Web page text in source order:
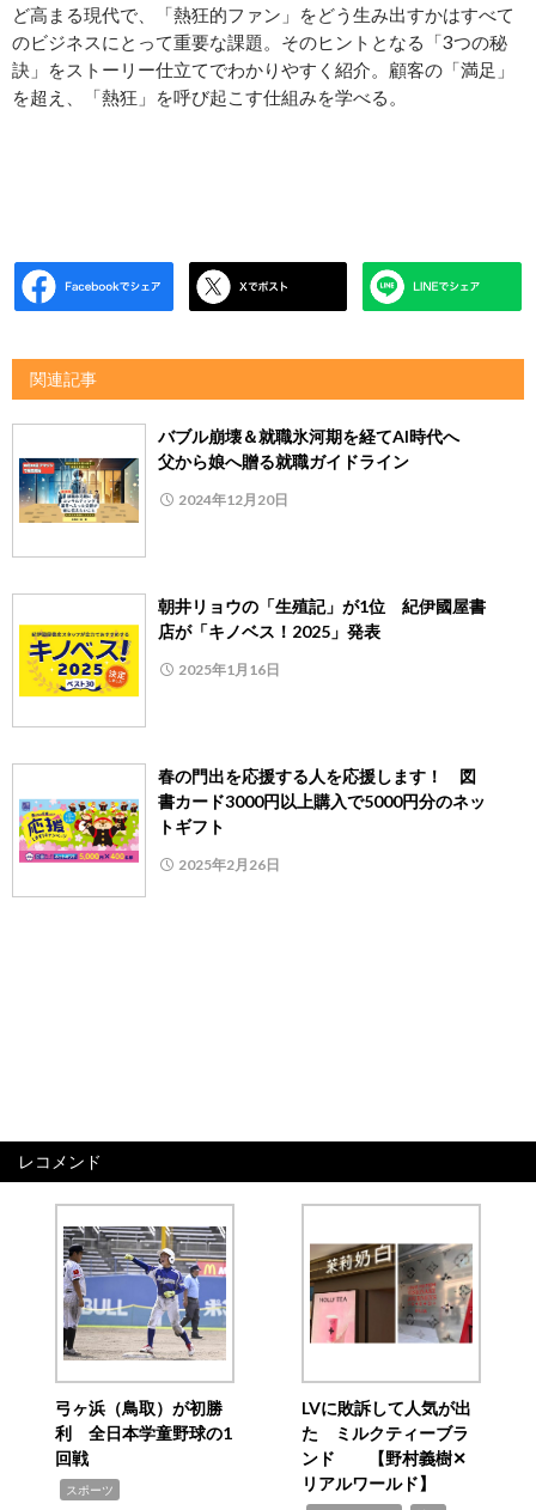
ど高まる現代で、「熱狂的ファン」をどう生み出すかはすべて
のビジネスにとって重要な課題。そのヒントとなる「3つの秘
訣」をストーリー仕立てでわかりやすく紹介。顧客の「満足」
を超え、「熱狂」を呼び起こす仕組みを学べる。
関連記事
バブル崩壊＆就職氷河期を経てAI時代へ
父から娘へ贈る就職ガイドライン
2024年12月20日
朝井リョウの「生殖記」が1位 紀伊國屋書
店が「キノベス！2025」発表
2025年1月16日
春の門出を応援する人を応援します！ 図
書カード3000円以上購入で5000円分のネッ
トギフト
2025年2月26日
レコメンド
弓ヶ浜（鳥取）が初勝
利 全日本学童野球の1
回戦
スポーツ
LVに敗訴して人気が出
た ミルクティーブラ
ンド 【野村義樹✕
リアルワールド】